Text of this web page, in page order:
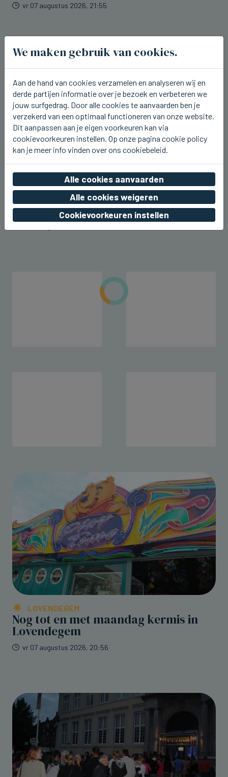
vr 07 augustus 2026, 21:55
BLANKENBERGE
Gene Thomas was vanavond te gast
bij Radio 2 aan Zee in Blankenberge
LOVENDEGEM
Nog tot en met maandag kermis in
Lovendegem
vr 07 augustus 2026, 20:56
We maken gebruik van cookies.
Aan de hand van cookies verzamelen en analyseren wij en
derde partijen informatie over je bezoek en verbeteren we
jouw surfgedrag. Door alle cookies te aanvaarden ben je
verzekerd van een optimaal functioneren van onze website.
Dit aanpassen aan je eigen voorkeuren kan via
cookievoorkeuren instellen. Op onze pagina cookie policy
kan je meer info vinden over ons cookiebeleid.
Alle cookies aanvaarden
Alle cookies weigeren
Cookievoorkeuren instellen